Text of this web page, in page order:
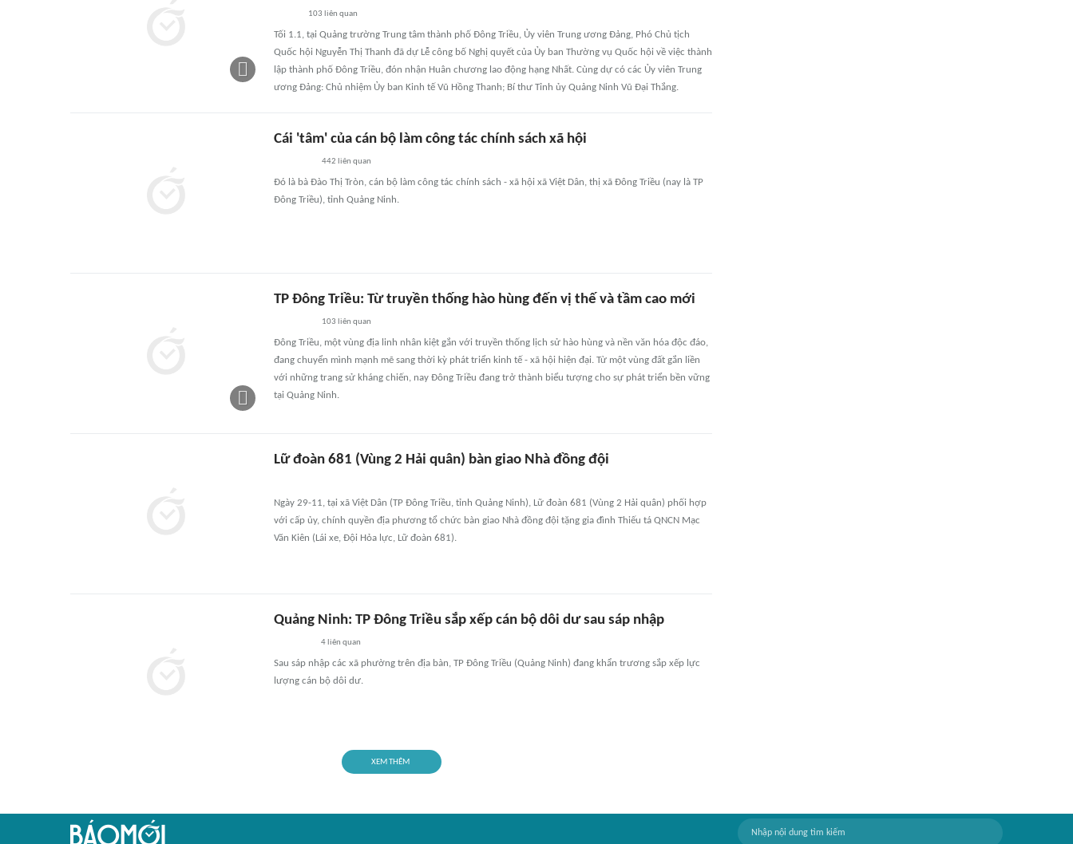
103 liên quan
Tối 1.1, tại Quảng trường Trung tâm thành phố Đông Triều, Ủy viên Trung ương Đảng, Phó Chủ tịch
Quốc hội Nguyễn Thị Thanh đã dự Lễ công bố Nghị quyết của Ủy ban Thường vụ Quốc hội về việc thành
lập thành phố Đông Triều, đón nhận Huân chương lao động hạng Nhất. Cùng dự có các Ủy viên Trung
ương Đảng: Chủ nhiệm Ủy ban Kinh tế Vũ Hồng Thanh; Bí thư Tỉnh ủy Quảng Ninh Vũ Đại Thắng.
Cái 'tâm' của cán bộ làm công tác chính sách xã hội
442 liên quan
Đó là bà Đào Thị Tròn, cán bộ làm công tác chính sách - xã hội xã Việt Dân, thị xã Đông Triều (nay là TP
Đông Triều), tỉnh Quảng Ninh.
TP Đông Triều: Từ truyền thống hào hùng đến vị thế và tầm cao mới
103 liên quan
Đông Triều, một vùng địa linh nhân kiệt gắn với truyền thống lịch sử hào hùng và nền văn hóa độc đáo,
đang chuyển mình mạnh mẽ sang thời kỳ phát triển kinh tế - xã hội hiện đại. Từ một vùng đất gắn liền
với những trang sử kháng chiến, nay Đông Triều đang trở thành biểu tượng cho sự phát triển bền vững
tại Quảng Ninh.
Lữ đoàn 681 (Vùng 2 Hải quân) bàn giao Nhà đồng đội
Ngày 29-11, tại xã Việt Dân (TP Đông Triều, tỉnh Quảng Ninh), Lữ đoàn 681 (Vùng 2 Hải quân) phối hợp
với cấp ủy, chính quyền địa phương tổ chức bàn giao Nhà đồng đội tặng gia đình Thiếu tá QNCN Mạc
Văn Kiên (Lái xe, Đội Hỏa lực, Lữ đoàn 681).
Quảng Ninh: TP Đông Triều sắp xếp cán bộ dôi dư sau sáp nhập
4 liên quan
Sau sáp nhập các xã phường trên địa bàn, TP Đông Triều (Quảng Ninh) đang khẩn trương sắp xếp lực
lượng cán bộ dôi dư.
XEM THÊM